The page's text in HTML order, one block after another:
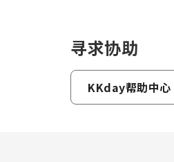
寻求协助
KKday帮助中心